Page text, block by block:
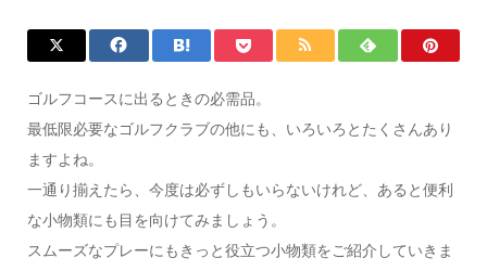
ゴルフコースに出るときの必需品。
最低限必要なゴルフクラブの他にも、いろいろとたくさんあり
ますよね。
一通り揃えたら、今度は必ずしもいらないけれど、あると便利
な小物類にも目を向けてみましょう。
スムーズなプレーにもきっと役立つ小物類をご紹介していきま